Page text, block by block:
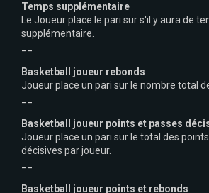
Temps supplémentaire
Le Joueur place le pari sur s'il y aura de
supplémentaire.
Basketball joueur rebonds
Joueur place un pari sur le nombre total
Basketball joueur points et passes
Joueur place un pari sur le total des
décisives par joueur.
Basketball joueur points et rebonds